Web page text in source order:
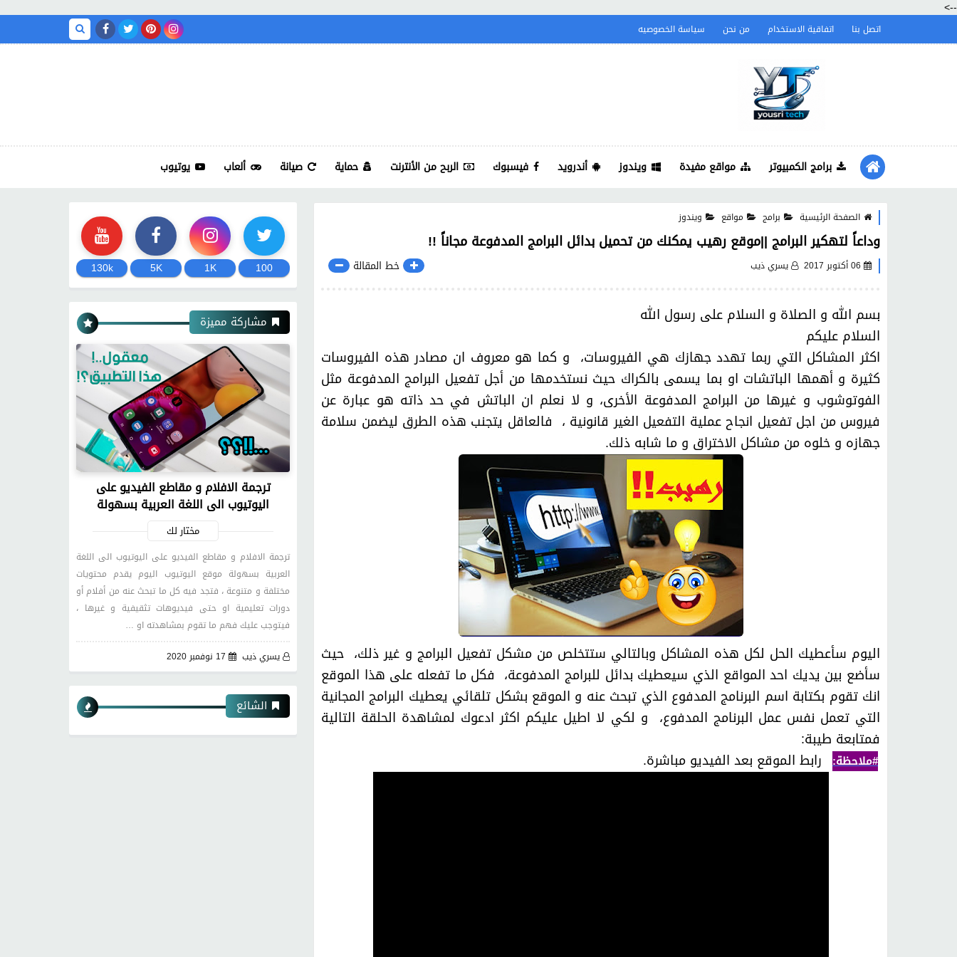
-->
اتصل بنا اتفاقية الاستخدام من نحن سياسة الخصوصيه
برامج الكمبيوتر مواقع مفيدة ويندوز أندرويد فيسبوك الربح من الأنترنت حماية صيانة ألعاب يوتيوب
الصفحة الرئيسية برامج مواقع ويندوز
وداعاً لتهكير البرامج ||موقع رهيب يمكنك من تحميل بدائل البرامج المدفوعة مجاناً !!
06 أكتوبر 2017 يسري ذيب خط المقالة
بسم الله و الصلاة و السلام على رسول الله
السلام عليكم
اكثر المشاكل التي ربما تهدد جهازك هي الفيروسات، و كما هو معروف ان مصادر هذه الفيروسات
كثيرة و أهمها الباتشات او بما يسمى بالكراك حيث نستخدمها من أجل تفعيل البرامج المدفوعة مثل
الفوتوشوب و غيرها من البرامج المدفوعة الأخرى، و لا نعلم ان الباتش في حد ذاته هو عبارة عن
فيروس من اجل تفعيل انجاح عملية التفعيل الغير قانونية ، فالعاقل يتجنب هذه الطرق ليضمن سلامة
جهازه و خلوه من مشاكل الاختراق و ما شابه ذلك.
اليوم سأعطيك الحل لكل هذه المشاكل وبالتالي ستتخلص من مشكل تفعيل البرامج و غير ذلك، حيث
سأضع بين يديك احد المواقع الذي سيعطيك بدائل للبرامج المدفوعة، فكل ما تفعله على هذا الموقع
انك تقوم بكتابة اسم البرنامج المدفوع الذي تبحث عنه و الموقع بشكل تلقائي يعطيك البرامج المجانية
التي تعمل نفس عمل البرنامج المدفوع، و لكي لا اطيل عليكم اكثر ادعوك لمشاهدة الحلقة التالية
فمتابعة طيبة:
#ملاحظة: رابط الموقع بعد الفيديو مباشرة.
100
1K
5K
130k
مشاركة مميزة
ترجمة الافلام و مقاطع الفيديو على
اليوتيوب الى اللغة العربية بسهولة
مختار لك
ترجمة الافلام و مقاطع الفيديو على اليوتيوب الى اللغة
العربية بسهولة موقع اليوتيوب اليوم يقدم محتويات
مختلفة و متنوعة ، فتجد فيه كل ما تبحث عنه من أفلام أو
دورات تعليمية او حتى فيديوهات تثقيفية و غيرها ،
فيتوجب عليك فهم ما تقوم بمشاهدته او …
يسري ذيب
17 نوفمبر 2020
الشائع